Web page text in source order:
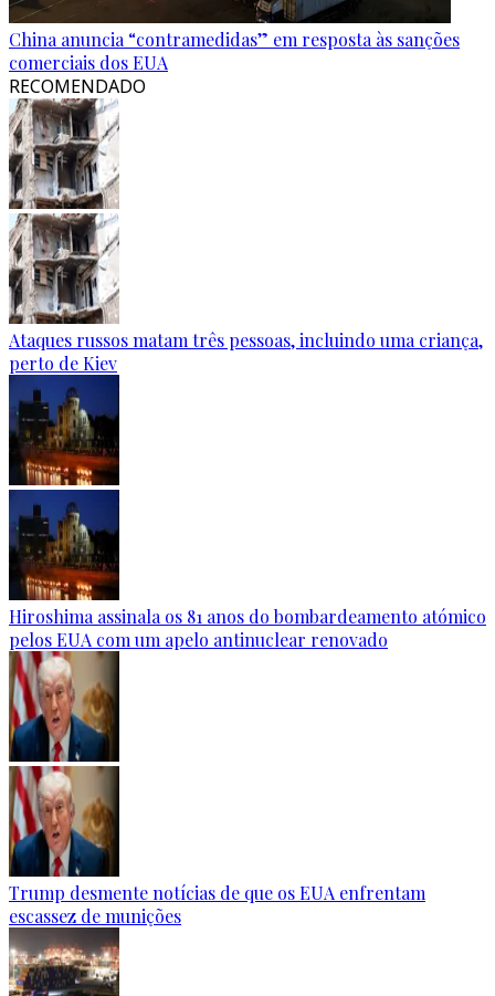
China anuncia “contramedidas” em resposta às sanções
comerciais dos EUA
RECOMENDADO
Ataques russos matam três pessoas, incluindo uma criança,
perto de Kiev
Hiroshima assinala os 81 anos do bombardeamento atómico
pelos EUA com um apelo antinuclear renovado
Trump desmente notícias de que os EUA enfrentam
escassez de munições